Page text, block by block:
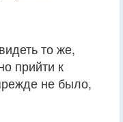
то же,
прийти к
не было,